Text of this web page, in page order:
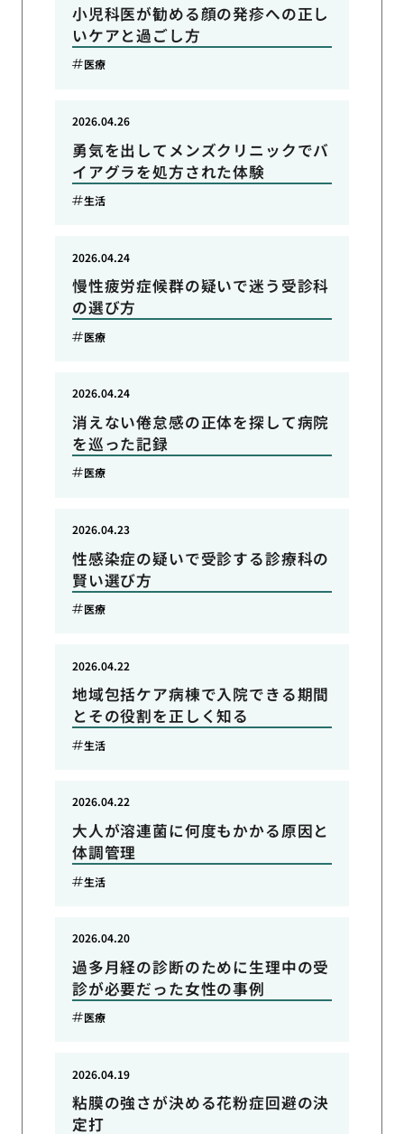
小児科医が勧める顔の発疹への正し
いケアと過ごし方
医療
勇気を出してメンズクリニックでバ
イアグラを処方された体験
2026.04.26
生活
慢性疲労症候群の疑いで迷う受診科
の選び方
2026.04.24
医療
消えない倦怠感の正体を探して病院
を巡った記録
2026.04.24
医療
性感染症の疑いで受診する診療科の
賢い選び方
2026.04.23
医療
地域包括ケア病棟で入院できる期間
とその役割を正しく知る
2026.04.22
生活
大人が溶連菌に何度もかかる原因と
体調管理
2026.04.22
生活
過多月経の診断のために生理中の受
診が必要だった女性の事例
2026.04.20
医療
粘膜の強さが決める花粉症回避の決
定打
2026.04.19